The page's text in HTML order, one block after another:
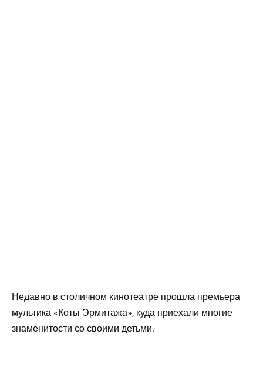
Недавно в столичном кинотеатре прошла премьера
мультика «Коты Эрмитажа», куда приехали многие
знаменитости со своими детьми.